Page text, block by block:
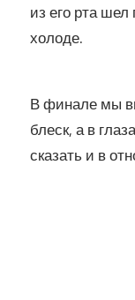
из его рта
холоде.
В финале мы
блеск, а в
сказать и в